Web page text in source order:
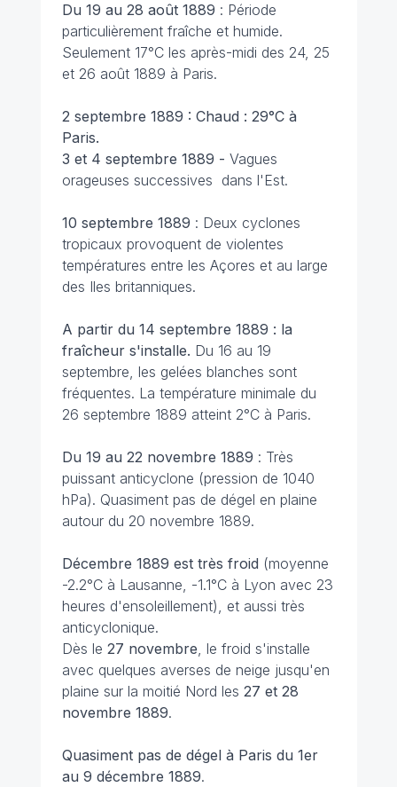
Du 19 au 28 août 1889 : Période
particulièrement fraîche et humide.
Seulement 17°C les après-midi des 24, 25
et 26 août 1889 à Paris.
2 septembre 1889 : Chaud : 29°C à
Paris.
3 et 4 septembre 1889 - Vagues
orageuses successives dans l'Est.
10 septembre 1889 : Deux cyclones
tropicaux provoquent de violentes
températures entre les Açores et au large
des Iles britanniques.
A partir du 14 septembre 1889 : la
fraîcheur s'installe. Du 16 au 19
septembre, les gelées blanches sont
fréquentes. La température minimale du
26 septembre 1889 atteint 2°C à Paris.
Du 19 au 22 novembre 1889 : Très
puissant anticyclone (pression de 1040
hPa). Quasiment pas de dégel en plaine
autour du 20 novembre 1889.
Décembre 1889 est très froid (moyenne
-2.2°C à Lausanne, -1.1°C à Lyon avec 23
heures d'ensoleillement), et aussi très
anticyclonique.
Dès le 27 novembre, le froid s'installe
avec quelques averses de neige jusqu'en
plaine sur la moitié Nord les 27 et 28
novembre 1889.
Quasiment pas de dégel à Paris du 1er
au 9 décembre 1889.